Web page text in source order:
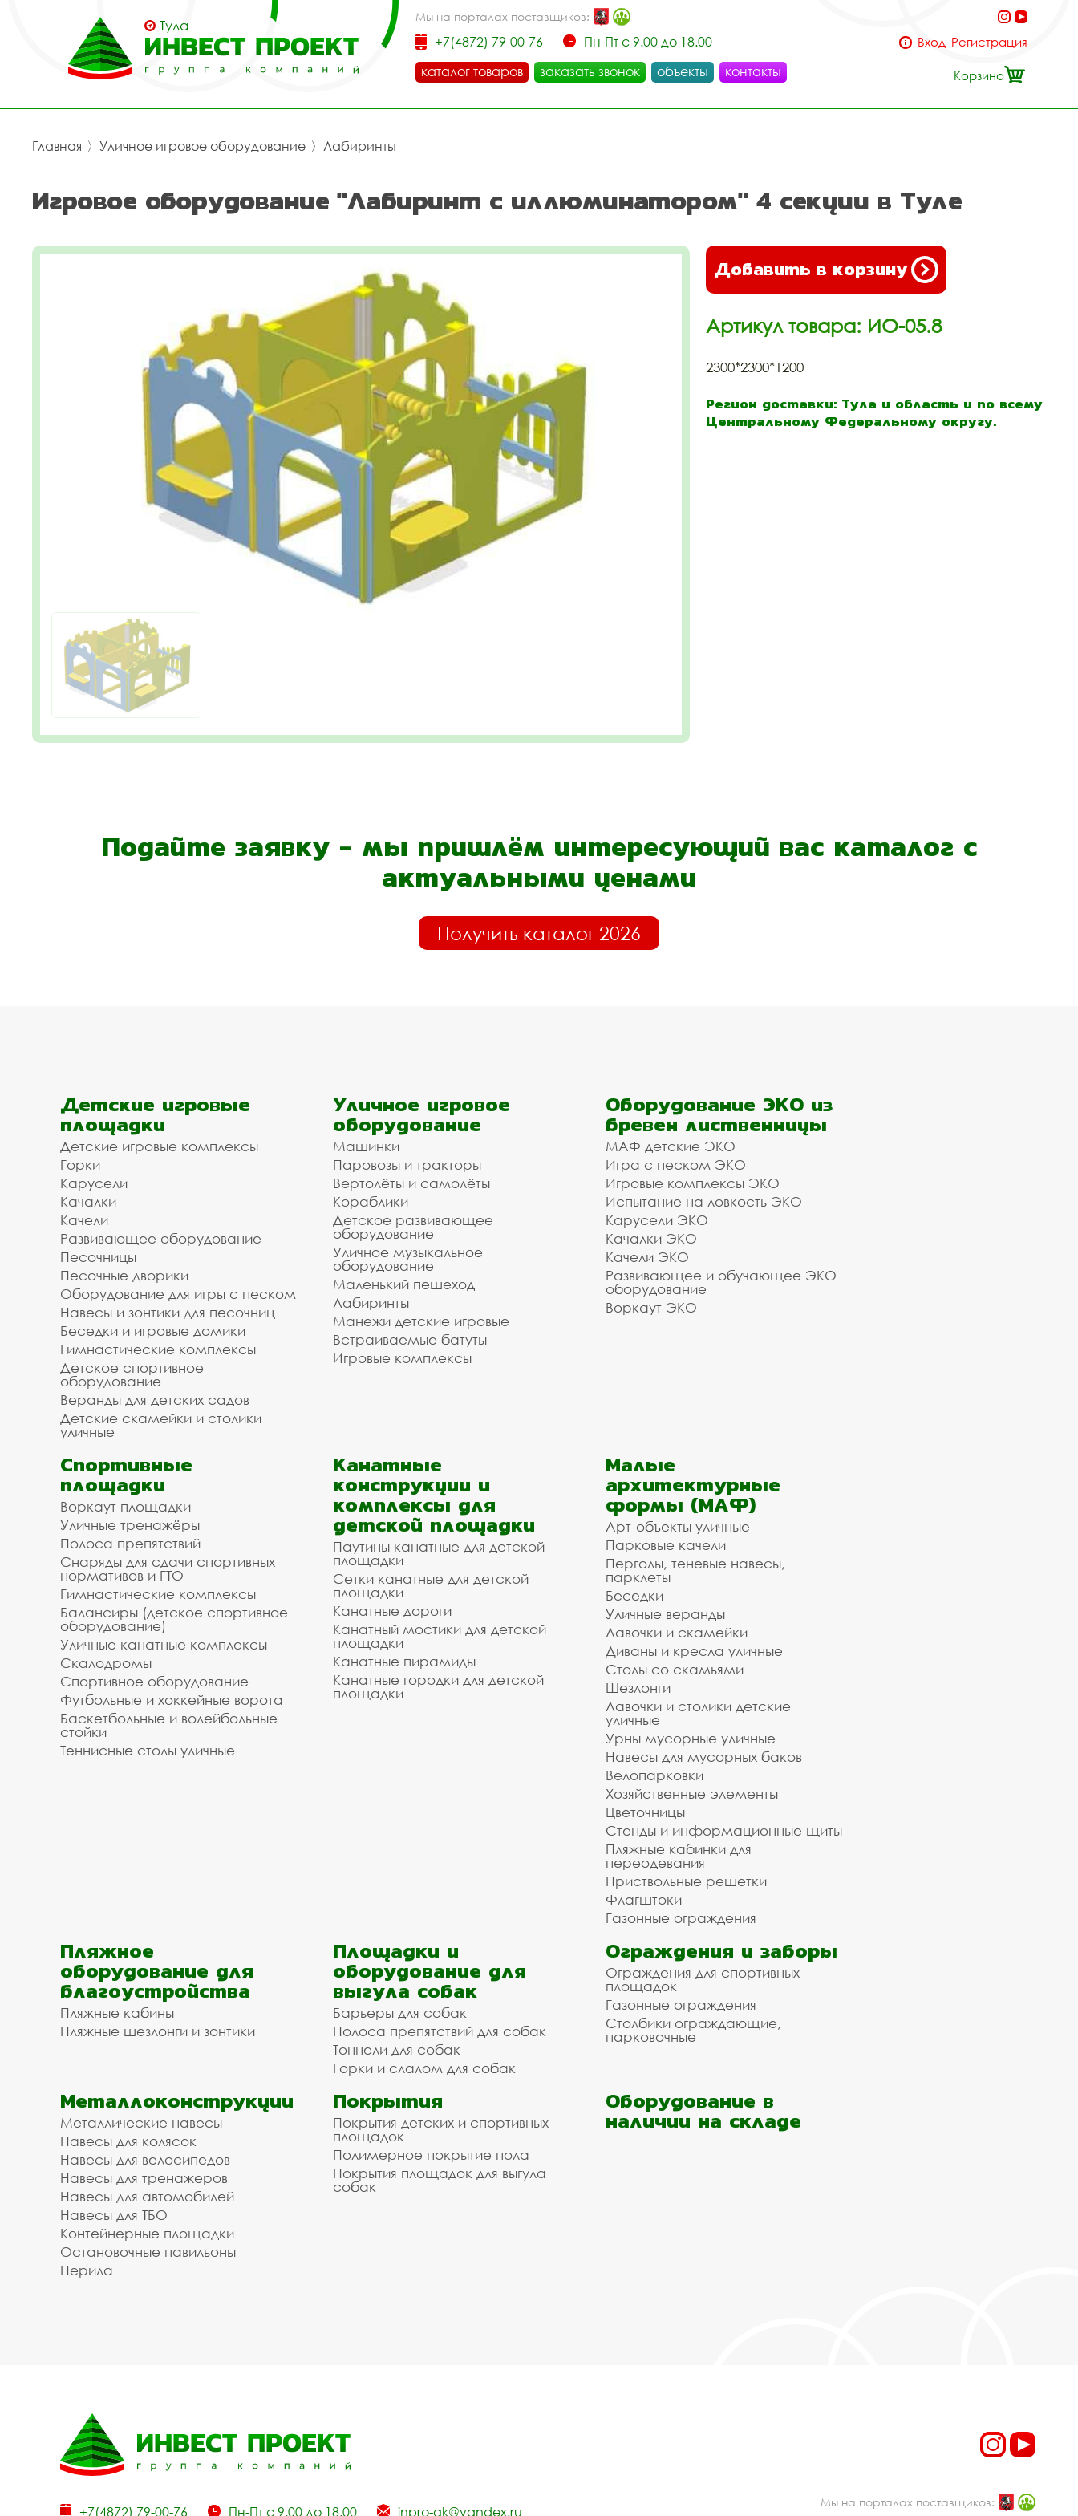
Тула
Мы на порталах поставщиков:
+7(4872) 79-00-76
Пн-Пт с 9.00 до 18.00
каталог товаров
заказать звонок объекты контакты
Вход Регистрация
Корзина
Главная 〉 Уличное игровое оборудование 〉 Лабиринты
Игровое оборудование "Лабиринт с иллюминатором" 4 секции в Туле
Добавить в корзину
Артикул товара: ИО-05.8
2300*2300*1200
Регион доставки: Тула и область и по всему
Центральному Федеральному округу.
Подайте заявку - мы пришлём интересующий вас каталог с
актуальными ценами
Получить каталог 2026
Детские игровые
площадки
Детские игровые комплексы
Горки
Карусели
Качалки
Качели
Развивающее оборудование
Песочницы
Песочные дворики
Оборудование для игры с песком
Навесы и зонтики для песочниц
Беседки и игровые домики
Гимнастические комплексы
Детское спортивное
оборудование
Веранды для детских садов
Детские скамейки и столики
уличные
Уличное игровое
оборудование
Машинки
Паровозы и тракторы
Вертолёты и самолёты
Кораблики
Детское развивающее
оборудование
Уличное музыкальное
оборудование
Маленький пешеход
Лабиринты
Манежи детские игровые
Встраиваемые батуты
Игровые комплексы
Оборудование ЭКО из
бревен лиственницы
МАФ детские ЭКО
Игра с песком ЭКО
Игровые комплексы ЭКО
Испытание на ловкость ЭКО
Карусели ЭКО
Качалки ЭКО
Качели ЭКО
Развивающее и обучающее ЭКО
оборудование
Воркаут ЭКО
Спортивные
площадки
Воркаут площадки
Уличные тренажёры
Полоса препятствий
Снаряды для сдачи спортивных
нормативов и ГТО
Гимнастические комплексы
Балансиры (детское спортивное
оборудование)
Уличные канатные комплексы
Скалодромы
Спортивное оборудование
Футбольные и хоккейные ворота
Баскетбольные и волейбольные
стойки
Теннисные столы уличные
Канатные
конструкции и
комплексы для
детской площадки
Паутины канатные для детской
площадки
Сетки канатные для детской
площадки
Канатные дороги
Канатный мостики для детской
площадки
Канатные пирамиды
Канатные городки для детской
площадки
Малые
архитектурные
формы (МАФ)
Арт-объекты уличные
Парковые качели
Перголы, теневые навесы,
парклеты
Беседки
Уличные веранды
Лавочки и скамейки
Диваны и кресла уличные
Столы со скамьями
Шезлонги
Лавочки и столики детские
уличные
Урны мусорные уличные
Навесы для мусорных баков
Велопарковки
Хозяйственные элементы
Цветочницы
Стенды и информационные щиты
Пляжные кабинки для
переодевания
Приствольные решетки
Флагштоки
Газонные ограждения
Пляжное
оборудование для
благоустройства
Пляжные кабины
Пляжные шезлонги и зонтики
Площадки и
оборудование для
выгула собак
Барьеры для собак
Полоса препятствий для собак
Тоннели для собак
Горки и слалом для собак
Ограждения и заборы
Ограждения для спортивных
площадок
Газонные ограждения
Столбики ограждающие,
парковочные
Металлоконструкции
Металлические навесы
Навесы для колясок
Навесы для велосипедов
Навесы для тренажеров
Навесы для автомобилей
Навесы для ТБО
Контейнерные площадки
Остановочные павильоны
Перила
Покрытия
Покрытия детских и спортивных
площадок
Полимерное покрытие пола
Покрытия площадок для выгула
собак
Оборудование в
наличии на складе
+7(4872) 79-00-76 Пн-Пт с 9.00 до 18.00 inpro-gk@yandex.ru
Мы на порталах поставщиков: